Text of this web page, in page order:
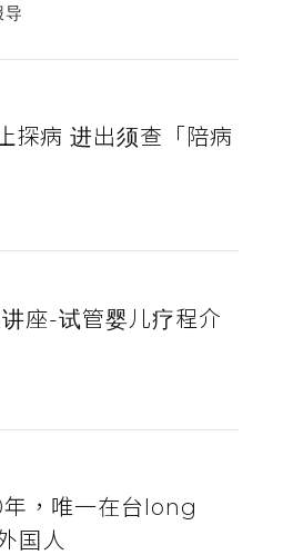
导
探病 进出须查「陪病
座-试管婴儿疗程介
，唯一在台long
国人